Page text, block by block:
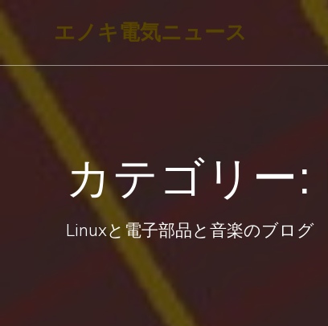
コ
テ
エノキ電気ニュース
カテゴリー:
Linuxと電子部品と音楽のブログ